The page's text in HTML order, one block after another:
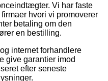
Vi har faste
hvori vi promoverer
betaling om den
en bestilling.
internet forhandlere
give garantier imod
efter seneste